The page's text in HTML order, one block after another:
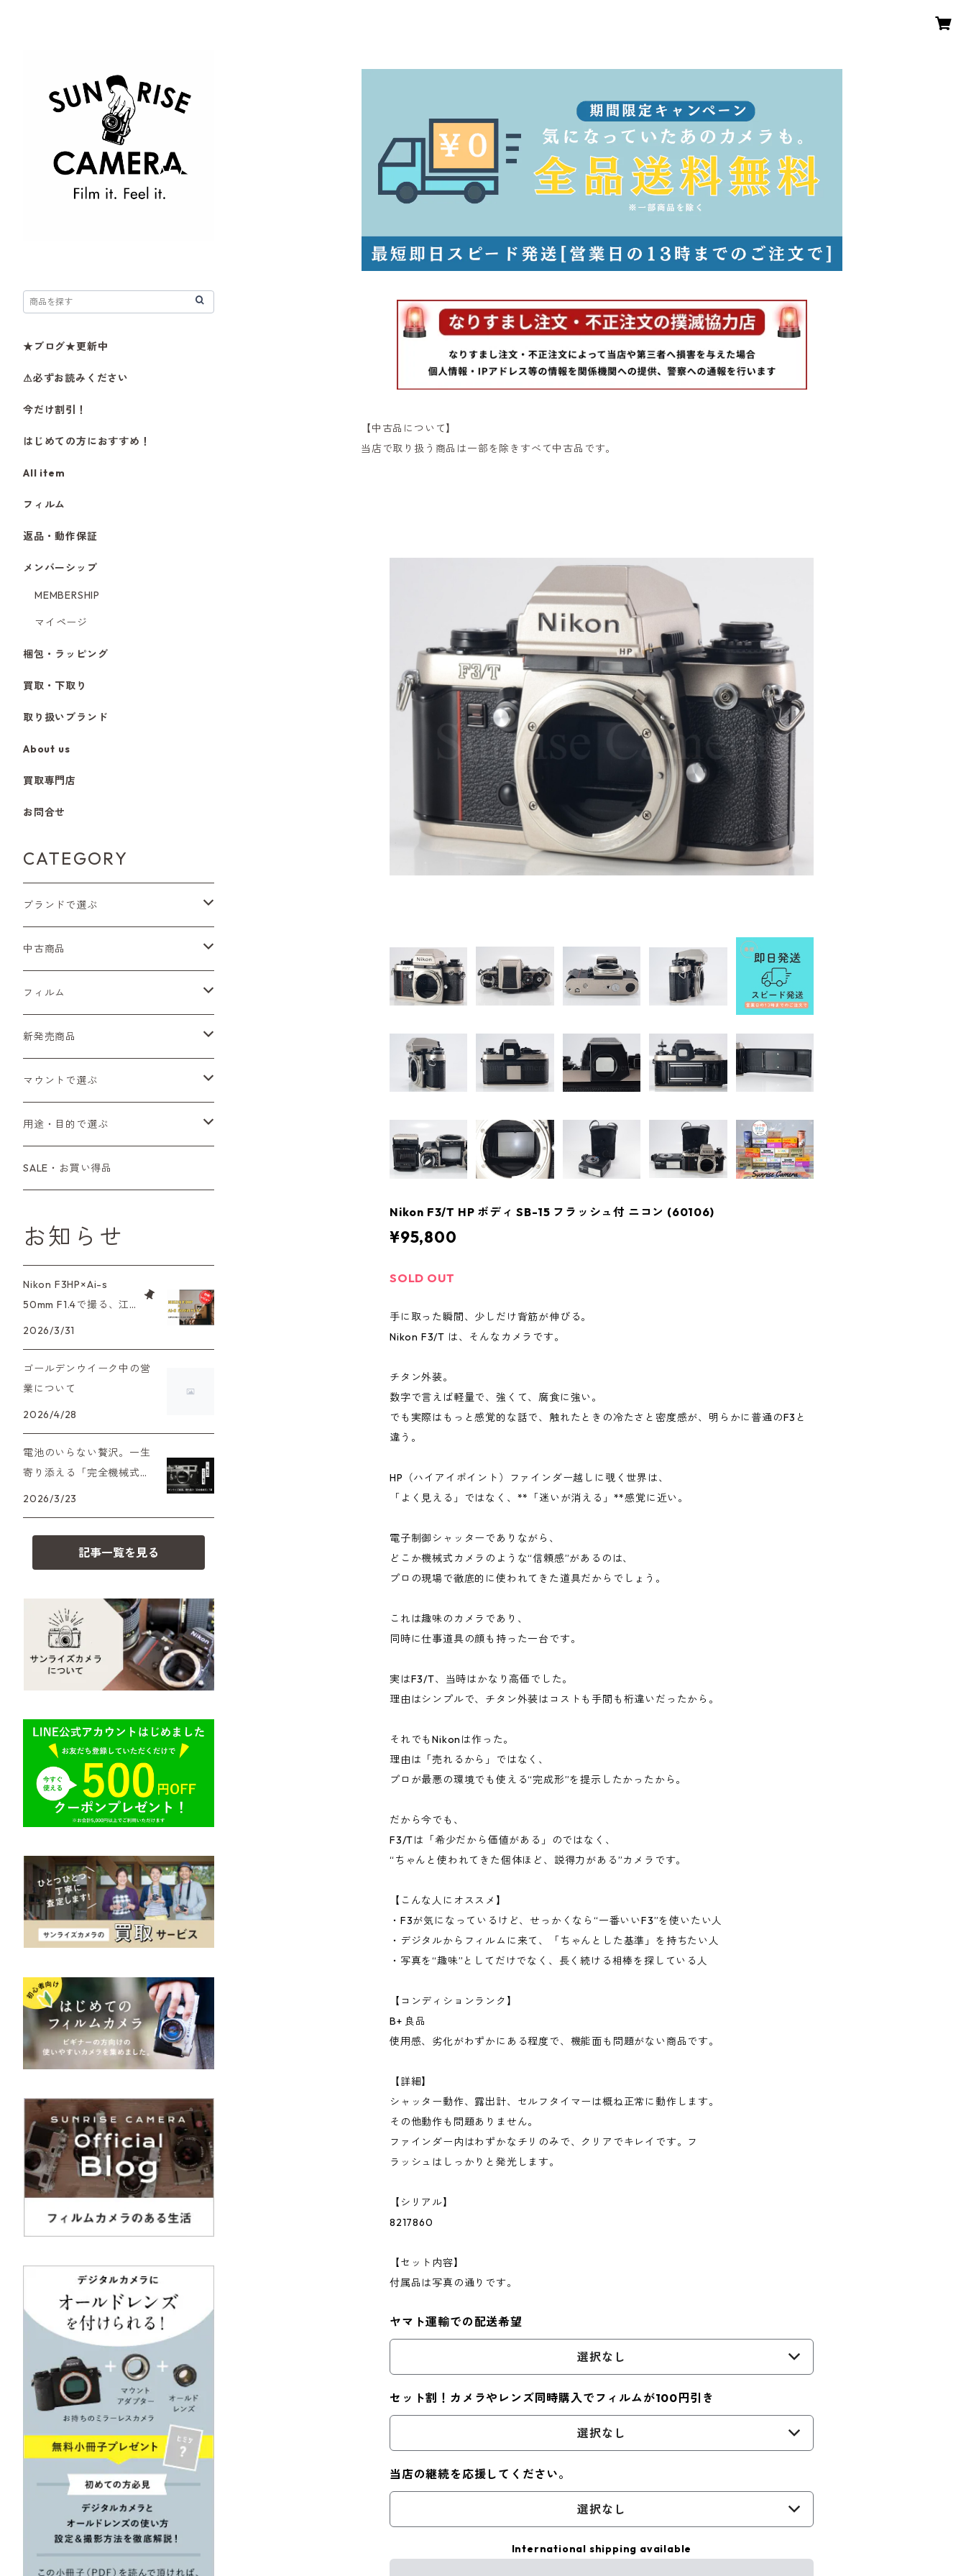
【中古品について】
当店で取り扱う商品は一部を除きすべて中古品です。
Nikon F3/T HP ボディ SB-15 フラッシュ付 ニコン (60106)
¥95,800
SOLD OUT
手に取った瞬間、少しだけ背筋が伸びる。
Nikon F3/T は、そんなカメラです。
チタン外装。
数字で言えば軽量で、強くて、腐食に強い。
でも実際はもっと感覚的な話で、触れたときの冷たさと密度感が、明らかに普通のF3と
違う。
HP（ハイアイポイント）ファインダー越しに覗く世界は、
「よく見える」ではなく、**「迷いが消える」**感覚に近い。
電子制御シャッターでありながら、
どこか機械式カメラのような“信頼感”があるのは、
プロの現場で徹底的に使われてきた道具だからでしょう。
これは趣味のカメラであり、
同時に仕事道具の顔も持った一台です。
実はF3/T、当時はかなり高価でした。
理由はシンプルで、チタン外装はコストも手間も桁違いだったから。
それでもNikonは作った。
理由は「売れるから」ではなく、
プロが最悪の環境でも使える“完成形”を提示したかったから。
だから今でも、
F3/Tは「希少だから価値がある」のではなく、
“ちゃんと使われてきた個体ほど、説得力がある”カメラです。
【こんな人にオススメ】
・F3が気になっているけど、せっかくなら“一番いいF3”を使いたい人
・デジタルからフィルムに来て、「ちゃんとした基準」を持ちたい人
・写真を“趣味”としてだけでなく、長く続ける相棒を探している人
【コンディションランク】
B+ 良品
使用感、劣化がわずかにある程度で、機能面も問題がない商品です。
【詳細】
シャッター動作、露出計、セルフタイマーは概ね正常に動作します。
その他動作も問題ありません。
ファインダー内はわずかなチリのみで、クリアでキレイです。フ
ラッシュはしっかりと発光します。
【シリアル】
8217860
【セット内容】
付属品は写真の通りです。
ヤマト運輸での配送希望
選択なし
セット割！カメラやレンズ同時購入でフィルムが100円引き
選択なし
当店の継続を応援してください。
選択なし
International shipping available
★ブログ★更新中
⚠必ずお読みください
今だけ割引！
はじめての方におすすめ！
All item
フィルム
返品・動作保証
メンバーシップ
MEMBERSHIP
マイページ
梱包・ラッピング
買取・下取り
取り扱いブランド
About us
買取専門店
お問合せ
CATEGORY
ブランドで選ぶ
Nikon（ニコン）
Sシリーズ
Fシリーズ（一桁＋F100）
Canon（キヤノン）
レンジファインダー（7、P）
PENTAX（ペンタックス）
SL、SP
K2、KX、KM
M42単焦点レンズ
CONTAX（コンタックス）
G1、G2
Tシリーズ
MINOLTA（ミノルタ）
コンパクト
α7、α9、X700
OLYMPUS（オリンパス）
PENシリーズ
XAシリーズ
35DC、35SP
PEN F、FT
OM-1
HEXAR
Leica（ライカ）
Mシリーズ
minilux
ド）
35シリーズ
RICOH（リコー）
Voigtlander（フォクトレンダー）
BESSA
YASHICA（ヤシカ）
Mamiya（マミヤ）
M645,二眼レフ
Plaubel（プラウベル）
SONY（ソニー）
SIGMA（シグマ）
TAMRON（タムロン）
K&F（ケーアンドエフ）
その他
中古商品
フィルムカメラ
一眼レフカメラ（マニュアルフォーカス）
一眼レフカメラ（オートフォーカス）
ス）
デジタルカメラ
デジタルカメラ
一眼カメラ
ミラーレスカメラ
マニュアルレンズ
一眼レンズ
レンジファインダーレンズ
大判レンズ
レンズその他
オートフォーカスレンズ
一眼レンズ
マウントアダプター
フィルム
レンズ付きフィルム
35mm（135）カラーネガ
35mm（135）白黒ネガ
35mm（135）カラーリバーサル
新発売商品
フィルムカメラ
レンズ付きフィルム
アクセサリー・付属品
マウントで選ぶ
M42
L39
FD（キヤノン）
OM（オリンパス）
A（ミノルタ（ソニー））
MD（ミノルタ）
K（ペンタックス）
CY（ヤシカコンタックス）
M（ライカ）
R（ライカ）
E（ソニー）
AR（コニカ）
O（その他）
用途・目的で選ぶ
初心者の方へもおすすめ！
SALE・お買い得品
お知らせ
Nikon F3HP×Ai-s
50mm F1.4で撮る、江
戸東京たてもの園。ノ
2026/3/31
ゴールデンウイーク中の営
業について
2026/4/28
電池のいらない贅沢。一生
寄り添える「完全機械式」
フィルムカメラの名機7選
2026/3/23
記事一覧を見る